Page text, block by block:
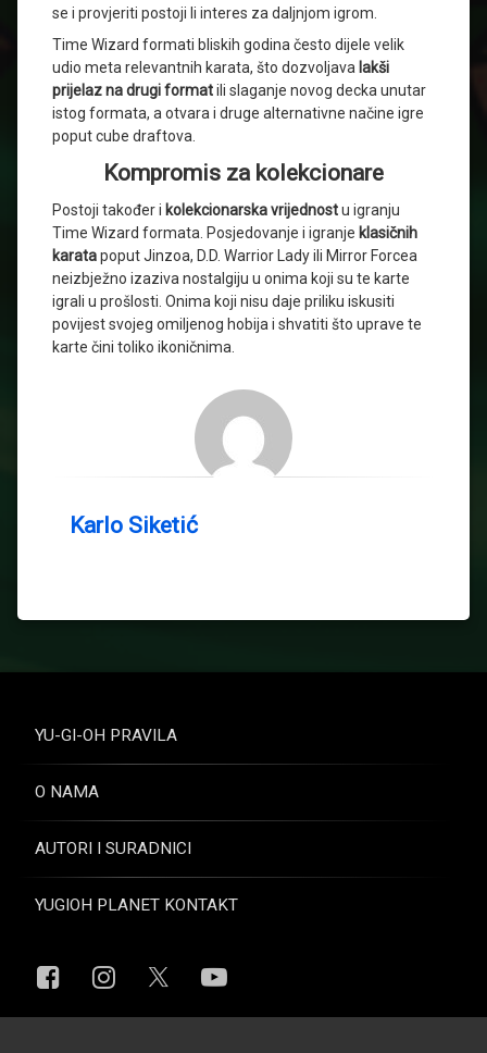
se i provjeriti postoji li interes za daljnjom igrom.
Time Wizard formati bliskih godina često dijele velik
udio meta relevantnih karata, što dozvoljava lakši
prijelaz na drugi formatili slaganje novog decka unutar
istog formata, a otvara i druge alternativne načine igre
poput cube draftova.
Kompromis za kolekcionare
Postoji također i kolekcionarska vrijednostu igranju
Time Wizard formata. Posjedovanje i igranje klasičnih
karatapoput Jinzoa, D.D. Warrior Lady ili Mirror Forcea
neizbježno izaziva nostalgiju u onima koji su te karte
igrali u prošlosti. Onima koji nisu daje priliku iskusiti
povijest svojeg omiljenog hobija i shvatiti što uprave te
karte čini toliko ikoničnima.
Karlo Siketić
YU-GI-OH PRAVILA
O NAMA
AUTORI I SURADNICI
YUGIOH PLANET KONTAKT
FacebookInstagramYouTube